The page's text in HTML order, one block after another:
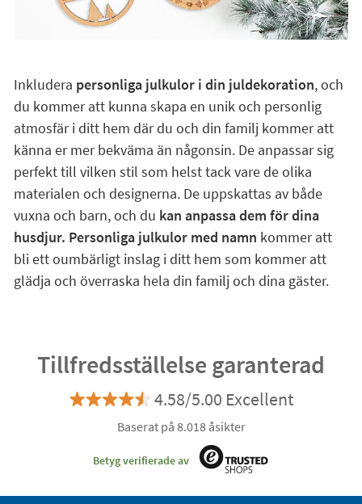
Inkludera personliga julkulor i din juldekoration, och
du kommer att kunna skapa en unik och personlig
atmosfär i ditt hem där du och din familj kommer att
känna er mer bekväma än någonsin. De anpassar sig
perfekt till vilken stil som helst tack vare de olika
materialen och designerna. De uppskattas av både
vuxna och barn, och du kan anpassa dem för dina
husdjur. Personliga julkulor med namn kommer att
bli ett oumbärligt inslag i ditt hem som kommer att
glädja och överraska hela din familj och dina gäster.
Tillfredsställelse garanterad
4.58/5.00 Excellent
Baserat på 8.018 åsikter
Betyg verifierade av